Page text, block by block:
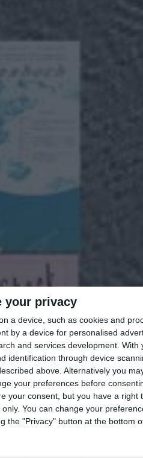
your privacy
a device, such as cookies and
by a device for personalised
and services development. With
identification through device
above. Alternatively you
your preferences before
your consent, but you have a right
You can change your
the "Privacy" button at the bottom